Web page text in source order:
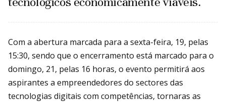
Com a abertura marcada para a sexta-feira, 19, pelas
15:30, sendo que o encerramento está marcado para o
domingo, 21, pelas 16 horas, o evento permitirá aos
aspirantes a empreendedores do sectores das
tecnologias digitais com competências, tornaras as